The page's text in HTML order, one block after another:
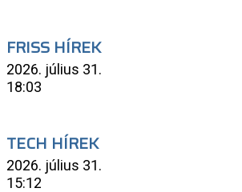
FRISS HÍREK
2026. július 31.
18:03
TECH HÍREK
2026. július 31.
15:12